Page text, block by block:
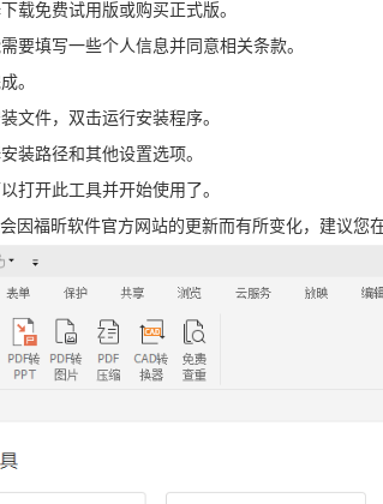
载免费试用版或购买正式版。
要填写一些个人信息并同意相关条款。
。
文件，双击运行安装程序。
装路径和其他设置选项。
打开此工具并开始使用了。
因福昕软件官方网站的更新而有所变化，建议您